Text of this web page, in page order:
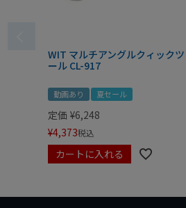
WIT マルチアングルクィックツ
ール CL-917
動画あり 夏セール
定価 ¥6,248
¥4,373税込
カートに入れる